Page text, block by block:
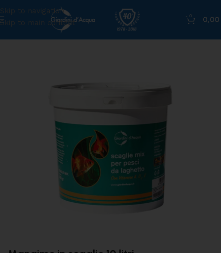
Skip to navigation
Skip to main content
0
0,00